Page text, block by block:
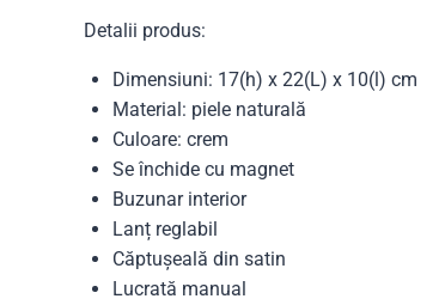
Detalii produs:
Dimensiuni: 17(h) x 22(L) x 10(l) cm
Material: piele naturală
Culoare: crem
Se închide cu magnet
Buzunar interior
Lanț reglabil
Căptușeală din satin
Lucrată manual